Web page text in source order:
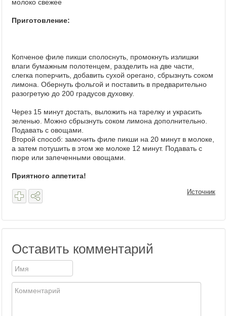
молоко свежее
Приготовление:
Копченое филе пикши сполоснуть, промокнуть излишки
влаги бумажным полотенцем, разделить на две части,
слегка поперчить, добавить сухой орегано, сбрызнуть соком
лимона. Обернуть фольгой и поставить в предварительно
разогретую до 200 градусов духовку.
Через 15 минут достать, выложить на тарелку и украсить
зеленью. Можно сбрызнуть соком лимона дополнительно.
Подавать с овощами.
Второй способ: замочить филе пикши на 20 минут в молоке,
а затем потушить в этом же молоке 12 минут. Подавать с
пюре или запеченными овощами.
Приятного аппетита!
Источник
Оставить комментарий